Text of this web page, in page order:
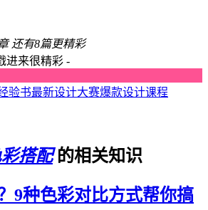
还有8篇更精彩
进来很精彩 -
验书最新设计大赛爆款设计课程
彩搭配的相关知识
9种色彩对比方式帮你搞